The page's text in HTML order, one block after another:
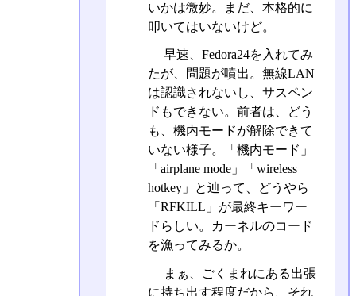
いかは微妙。まだ、本格的に
叩いてはいないけど。
早速、Fedora24を入れてみ
たが、問題が噴出。無線LAN
は認識されないし、サスペン
ドもできない。前者は、どう
も、機内モードが解除できて
いない様子。「機内モード」
「airplane mode」「wireless
hotkey」と辿って、どうやら
「RFKILL」が最終キーワー
ドらしい。カーネルのコード
を漁ってみるか。
まぁ、ごくまれにある出張
に持ち出す程度だから、それ